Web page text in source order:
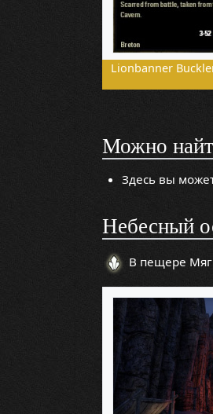
Lionbanner
Можно
Здесь вы
Небесный
В пещере